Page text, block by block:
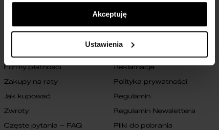
Akceptuję
Ustawienia
cyfrowej
Formy płatności
Zakupy na raty
Jak kupować
Zwroty
Częste pytania – FAQ
Reklamacje
Polityka prywatności
Regulamin
Regulamin Newslettera
Pliki do pobrania